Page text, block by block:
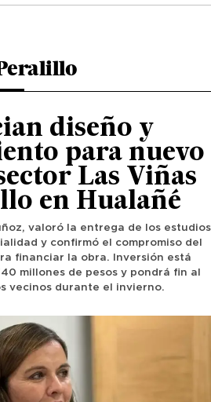
diseño y
para nuevo
Las Viñas
en Hualañé
valoró la entrega de los estudios
y confirmó el compromiso del
financiar la obra. Inversión está
millones de pesos y pondrá fin al
vecinos durante el invierno.